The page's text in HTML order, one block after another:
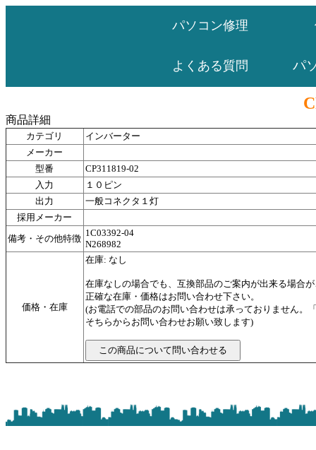
パソコン修理
よくある質問 パ
商品詳細
カテゴリ
インバーター
メーカー
型番
CP311819-02
入力
１０ピン
出力
一般コネクタ１灯
採用メーカー
備考・その他特徴
1C03392-04
N268982
価格・在庫
在庫: なし
在庫なしの場合でも、互換部品のご案内が出来る場合
正確な在庫・価格はお問い合わせ下さい。
(お電話での部品のお問い合わせは承っておりません。
そちらからお問い合わせお願い致します)